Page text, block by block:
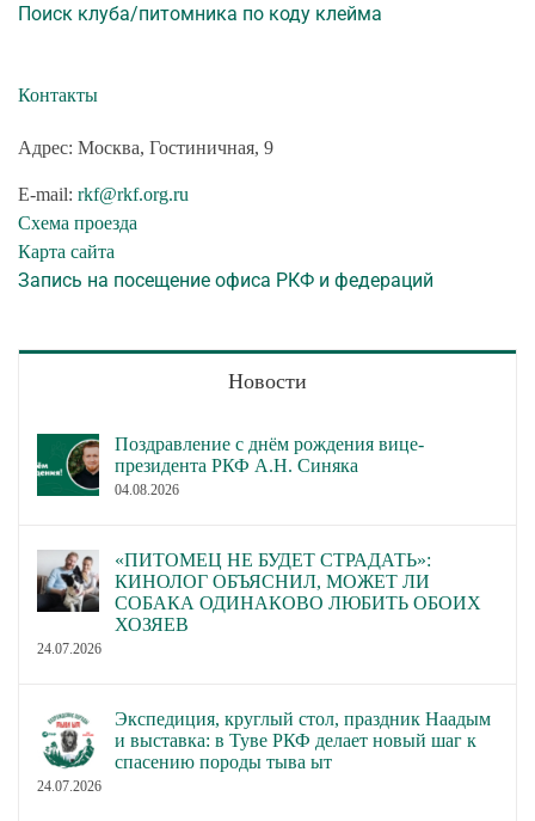
Поиск клуба/питомника по коду клейма
Контакты
Адрес: Москва, Гостиничная, 9
E-mail: rkf@rkf.org.ru
Схема проезда
Карта сайта
Запись на посещение офиса РКФ и федераций
Новости
Поздравление с днём рождения вице-
президента РКФ А.Н. Синяка
04.08.2026
«ПИТОМЕЦ НЕ БУДЕТ СТРАДАТЬ»:
КИНОЛОГ ОБЪЯСНИЛ, МОЖЕТ ЛИ
СОБАКА ОДИНАКОВО ЛЮБИТЬ ОБОИХ
ХОЗЯЕВ
24.07.2026
Экспедиция, круглый стол, праздник Наадым
и выставка: в Туве РКФ делает новый шаг к
спасению породы тыва ыт
24.07.2026